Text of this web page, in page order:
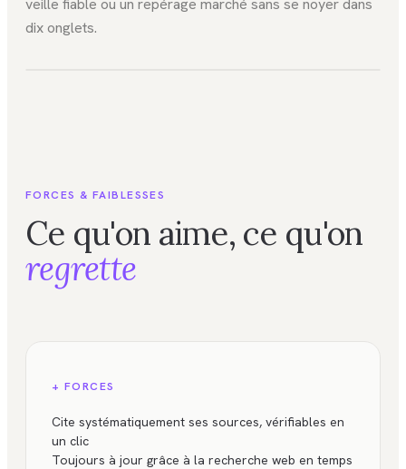
veille fiable ou un repérage marché sans se noyer dans
dix onglets.
FIG. 01
FORCES & FAIBLESSES
Ce qu'on aime, ce qu'on
regrette
+ FORCES
Cite systématiquement ses sources, vérifiables en
un clic
Toujours à jour grâce à la recherche web en temps